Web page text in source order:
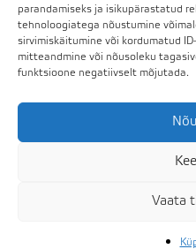
parandamiseks ja isikupärastatud
tehnoloogiatega nõustumine
sirvimiskäitumine või kordumatud
mitteandmine või nõusoleku
funktsioone negatiivselt mõjutada.
Vaata
2026. aastal piisab ühest
mängi piiramatult nii RAE-s
Mänguõigus toob endaga
hüvesid: Erihinnad range-i
golfiautodele ja Green
võtta igal